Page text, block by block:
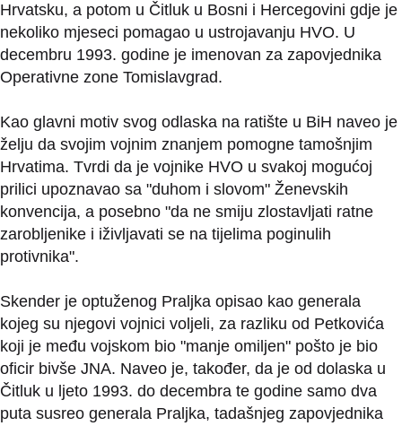
Hrvatsku, a potom u Čitluk u Bosni i Hercegovini gdje je
nekoliko mjeseci pomagao u ustrojavanju HVO. U
decembru 1993. godine je imenovan za zapovjednika
Operativne zone Tomislavgrad.
Kao glavni motiv svog odlaska na ratište u BiH naveo je
želju da svojim vojnim znanjem pomogne tamošnjim
Hrvatima. Tvrdi da je vojnike HVO u svakoj mogućoj
prilici upoznavao sa "duhom i slovom" Ženevskih
konvencija, a posebno "da ne smiju zlostavljati ratne
zarobljenike i iživljavati se na tijelima poginulih
protivnika".
Skender je optuženog Praljka opisao kao generala
kojeg su njegovi vojnici voljeli, za razliku od Petkovića
koji je među vojskom bio "manje omiljen" pošto je bio
oficir bivše JNA. Naveo je, također, da je od dolaska u
Čitluk u ljeto 1993. do decembra te godine samo dva
puta susreo generala Praljka, tadašnjeg zapovjednika